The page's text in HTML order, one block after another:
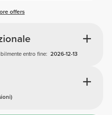
offers
entro fine: 2026-12-13